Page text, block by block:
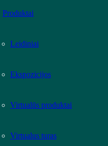
Produktai
Leidiniai
Ekspozicijos
Virtualūs produktai
Virtualus turas
leidiniai›Artūras Morozovas